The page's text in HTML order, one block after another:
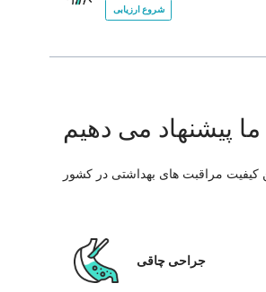
شروع ارزیابی
ما پیشنهاد می دهیم
جراحی چاقی